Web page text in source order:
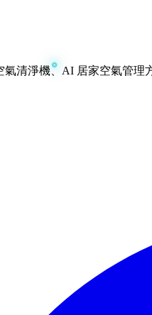
氣清淨機、AI 居家空氣管理